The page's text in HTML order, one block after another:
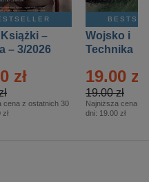
–
– 3/2026
zł
cena z ostatnich 30
zł
Wojsko i
Technika
– 2/2026
19.00 zł
19.00 zł
Najniższa cena z
dni: 19.00 zł